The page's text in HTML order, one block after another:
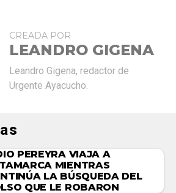
CREADA POR
LEANDRO GIGENA
Leandro Gigena, redactor de
Urgente Ayacucho.
PEREYRA VIAJA A
MIENTRAS
LA BÚSQUEDA DEL
QUE LE ROBARON